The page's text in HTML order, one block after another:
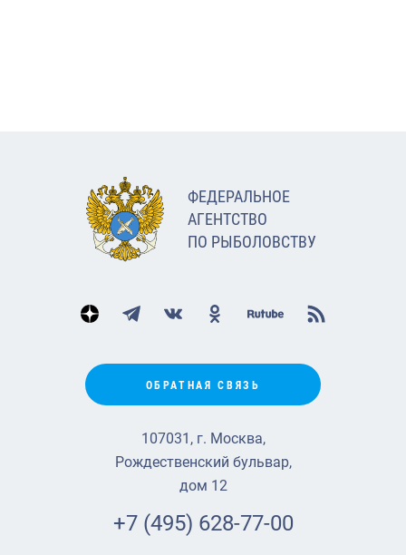
ФЕДЕРАЛЬНОЕ
АГЕНТСТВО
ПО РЫБОЛОВСТВУ
ОБРАТНАЯ СВЯЗЬ
107031, г. Москва,
Рождественский бульвар,
дом 12
+7 (495) 628-77-00